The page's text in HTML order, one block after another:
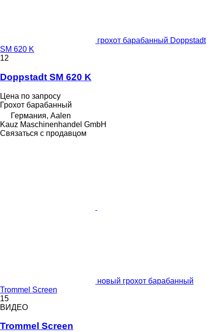
грохот барабанный Doppstadt
SM 620 K
12
Doppstadt SM 620 K
Цена по запросу
Грохот барабанный
Германия, Aalen
Kauz Maschinenhandel GmbH
Связаться с продавцом
новый грохот барабанный
Trommel Screen
15
ВИДЕО
Trommel Screen